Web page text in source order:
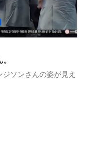
ソンさんの姿が見え